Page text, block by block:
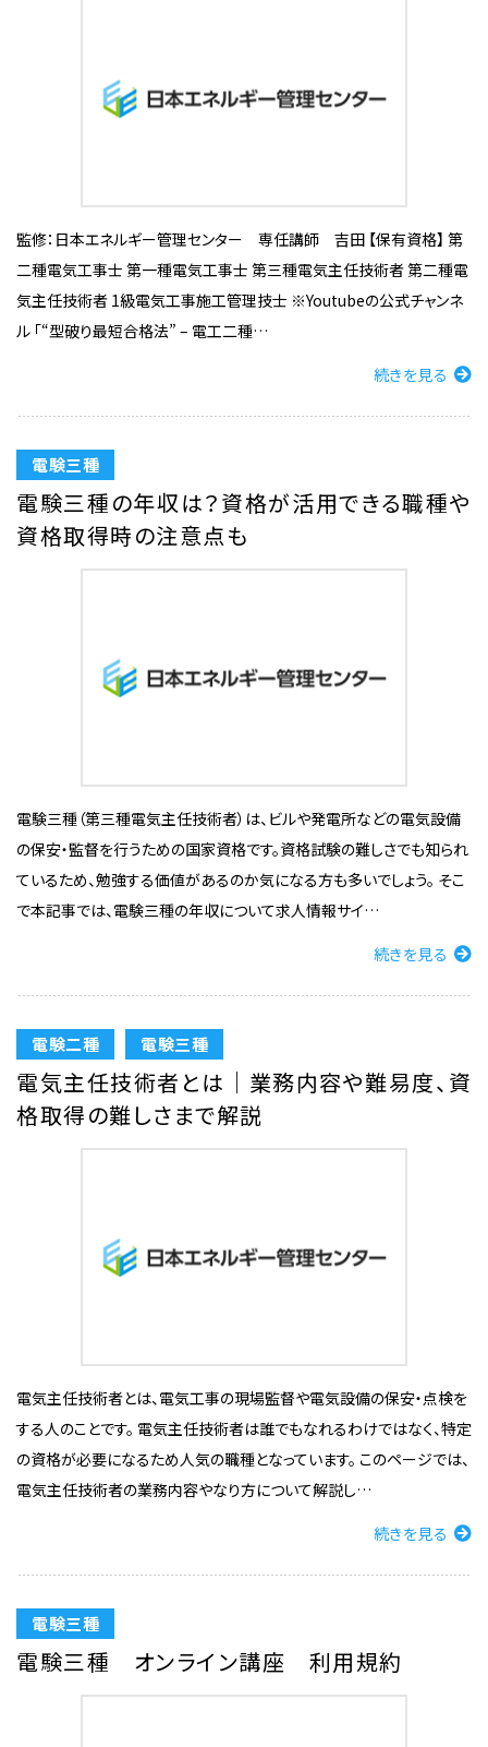
監修：日本エネルギー管理センター 専任講師 吉田 【保有資格】 第
二種電気工事士 第一種電気工事士 第三種電気主任技術者 第二種電
気主任技術者 1級電気工事施工管理技士 ※Youtubeの公式チャンネ
ル 「“型破り最短合格法” – 電工二種…
続きを見る
電験三種
電験三種の年収は？資格が活用できる職種や
資格取得時の注意点も
電験三種（第三種電気主任技術者）は、ビルや発電所などの電気設備
の保安・監督を行うための国家資格です。資格試験の難しさでも知られ
ているため、勉強する価値があるのか気になる方も多いでしょう。 そこ
で本記事では、電験三種の年収について求人情報サイ…
続きを見る
電験二種 電験三種
電気主任技術者とは｜業務内容や難易度、資
格取得の難しさまで解説
電気主任技術者とは、電気工事の現場監督や電気設備の保安・点検を
する人のことです。 電気主任技術者は誰でもなれるわけではなく、特定
の資格が必要になるため人気の職種となっています。 このページでは、
電気主任技術者の業務内容やなり方について解説し…
続きを見る
電験三種
電験三種 オンライン講座 利用規約